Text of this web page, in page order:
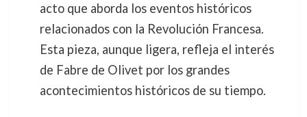
acto que aborda los eventos históricos
relacionados con la Revolución Francesa.
Esta pieza, aunque ligera, refleja el interés
de Fabre de Olivet por los grandes
acontecimientos históricos de su tiempo.